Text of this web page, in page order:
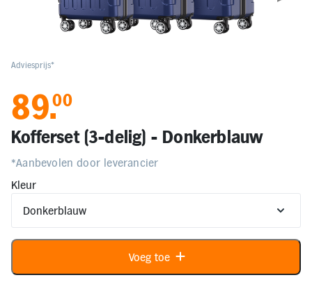
Elektronica
Kids en Baby
Persoonlijke verzorging
Onderweg en Reizen
Sport, Spel en Bewegen
Mijn
account
Kofferset (3-delig) - Donkerblauw
*Aanbevolen door leverancier
Kleur
89.00
Adviesprijs*
Voeg toe